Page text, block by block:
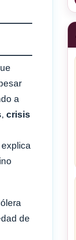
a
, crisis
de